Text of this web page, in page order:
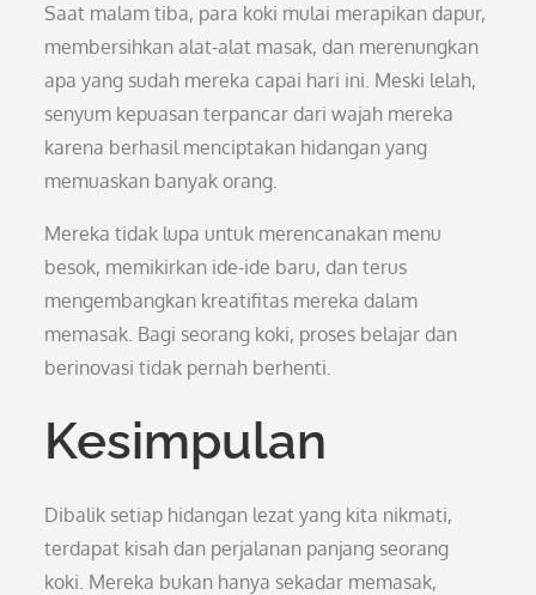
Saat malam tiba, para koki mulai merapikan dapur,
membersihkan alat-alat masak, dan merenungkan
apa yang sudah mereka capai hari ini. Meski lelah,
senyum kepuasan terpancar dari wajah mereka
karena berhasil menciptakan hidangan yang
memuaskan banyak orang.
Mereka tidak lupa untuk merencanakan menu
besok, memikirkan ide-ide baru, dan terus
mengembangkan kreatifitas mereka dalam
memasak. Bagi seorang koki, proses belajar dan
berinovasi tidak pernah berhenti.
Kesimpulan
Dibalik setiap hidangan lezat yang kita nikmati,
terdapat kisah dan perjalanan panjang seorang
koki. Mereka bukan hanya sekadar memasak,